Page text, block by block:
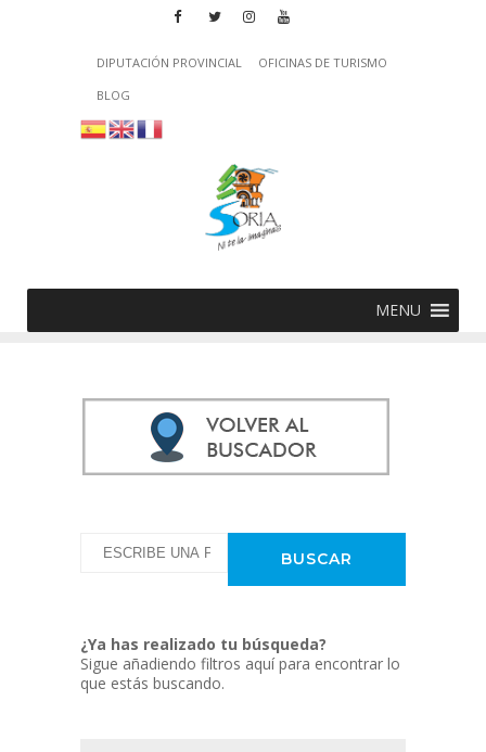
DIPUTACIÓN PROVINCIAL
OFICINAS DE TURISMO
BLOG
MENU
¿Ya has realizado tu búsqueda?
Sigue añadiendo filtros aquí para encontrar lo
que estás buscando.